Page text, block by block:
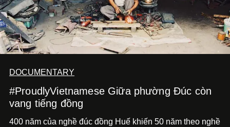
DOCUMENTARY
#ProudlyVietnamese Giữa phường Đúc còn
vang tiếng đồng
400 năm của nghề đúc đồng Huế khiến 50 năm theo nghề